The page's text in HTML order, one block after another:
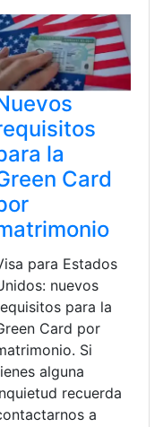
la
Card
para Estados
nuevos
para la
Card por
Si
alguna
recuerda
a